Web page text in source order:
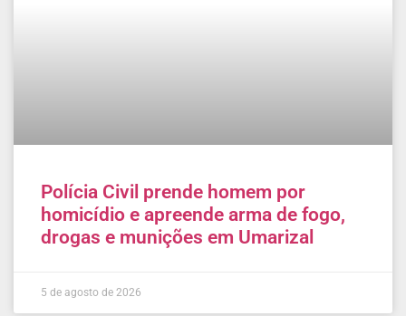
Polícia Civil prende homem por
homicídio e apreende arma de fogo,
drogas e munições em Umarizal
5 de agosto de 2026